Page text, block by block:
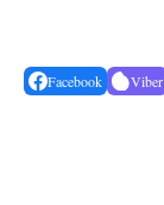
Facebook Viber